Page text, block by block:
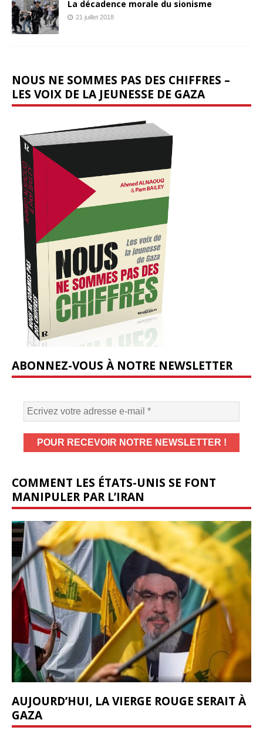
La décadence morale du sionisme
21 juillet 2018
NOUS NE SOMMES PAS DES CHIFFRES –
LES VOIX DE LA JEUNESSE DE GAZA
ABONNEZ-VOUS À NOTRE NEWSLETTER
COMMENT LES ÉTATS-UNIS SE FONT
MANIPULER PAR L’IRAN
AUJOURD’HUI, LA VIERGE ROUGE SERAIT À
GAZA